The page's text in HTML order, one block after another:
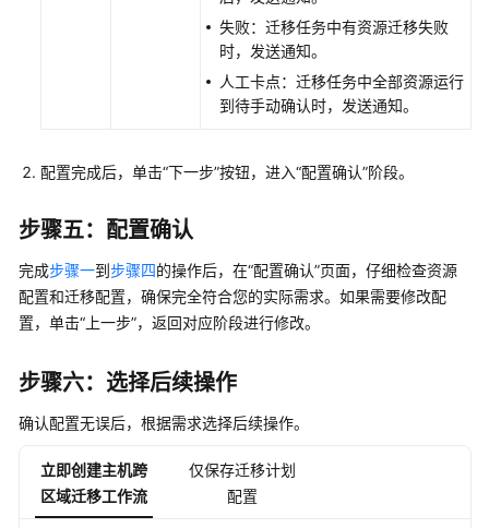
线）
伙
迁
移
服
区
数
据
迁
失败：迁移任务中有资源迁移失败
时，发送通知。
人工卡点：迁移任务中全部资源运行
到待手动确认时，发送通知。
配置完成后，单击“下一步”按钮，进入“配置确认”阶段。
步骤五：配置确认
完成步骤一到步骤四的操作后，在“配置确认”页面，仔细检查资源
配置和迁移配置，确保完全符合您的实际需求。如果需要修改配
置，单击“上一步”，返回对应阶段进行修改。
步骤六：选择后续操作
确认配置无误后，根据需求选择后续操作。
立即创建主机跨
区域迁移工作流
仅保存迁移计划
配置